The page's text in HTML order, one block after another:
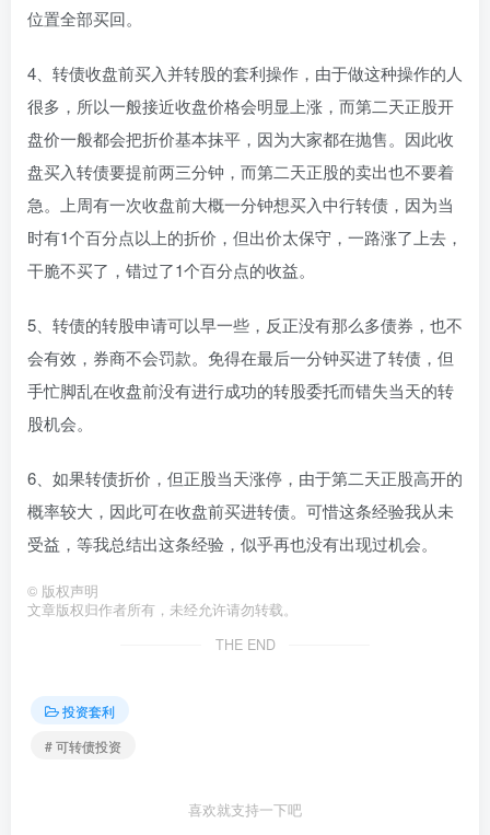
位置全部买回。
4、转债收盘前买入并转股的套利操作，由于做这种操作的人
很多，所以一般接近收盘价格会明显上涨，而第二天正股开
盘价一般都会把折价基本抹平，因为大家都在抛售。因此收
盘买入转债要提前两三分钟，而第二天正股的卖出也不要着
急。上周有一次收盘前大概一分钟想买入中行转债，因为当
时有1个百分点以上的折价，但出价太保守，一路涨了上去，
干脆不买了，错过了1个百分点的收益。
5、转债的转股申请可以早一些，反正没有那么多债券，也不
会有效，券商不会罚款。免得在最后一分钟买进了转债，但
手忙脚乱在收盘前没有进行成功的转股委托而错失当天的转
股机会。
6、如果转债折价，但正股当天涨停，由于第二天正股高开的
概率较大，因此可在收盘前买进转债。可惜这条经验我从未
受益，等我总结出这条经验，似乎再也没有出现过机会。
© 版权声明
文章版权归作者所有，未经允许请勿转载。
THE END
投资套利
# 可转债投资
喜欢就支持一下吧